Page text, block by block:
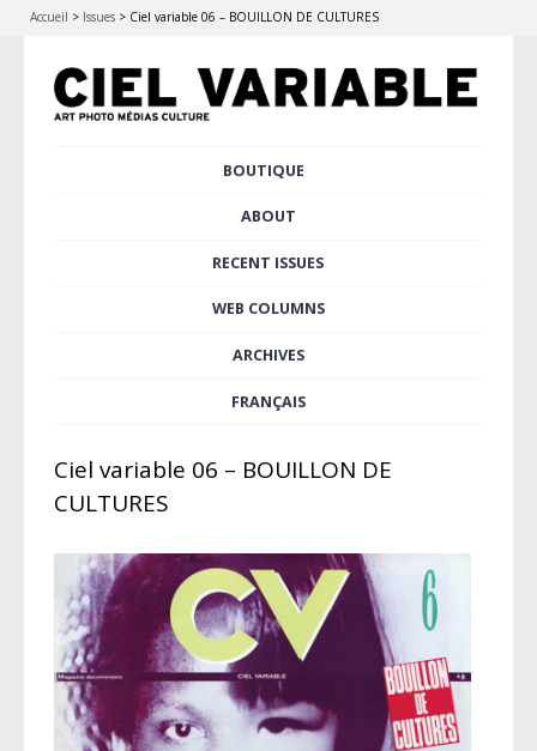
Accueil > Issues > Ciel variable 06 – BOUILLON DE CULTURES
BOUTIQUE
ABOUT
RECENT ISSUES
WEB COLUMNS
ARCHIVES
FRANÇAIS
Ciel variable 06 – BOUILLON DE
CULTURES